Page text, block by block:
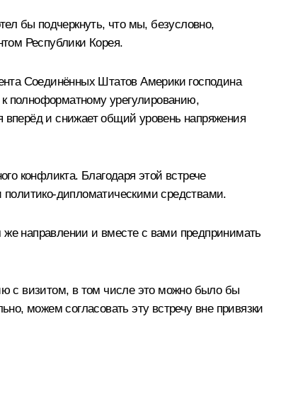
бы подчеркнуть, что мы, безусловно,
Республики Корея.
Соединённых Штатов Америки господина
полноформатному урегулированию,
вперёд и снижает общий уровень напряжения
конфликта. Благодаря этой встрече
дипломатическими средствами.
направлении и вместе с вами предпринимать
с визитом, в том числе это можно было бы
можем согласовать эту встречу вне привязки